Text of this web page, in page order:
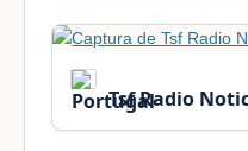
Tsf Radio